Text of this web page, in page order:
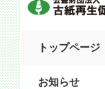
トップページ
お知らせ